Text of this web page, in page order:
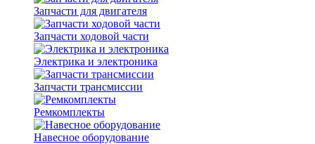
Запчасти для двигателя
Запчасти ходовой части
Электрика и электроника
Запчасти трансмиссии
Ремкомплекты
Навесное оборудование